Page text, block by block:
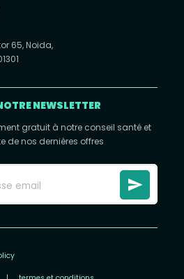
65, Noida,
NEWSLETTER
gratuit à notre conseil santé et
de nos dernières offres